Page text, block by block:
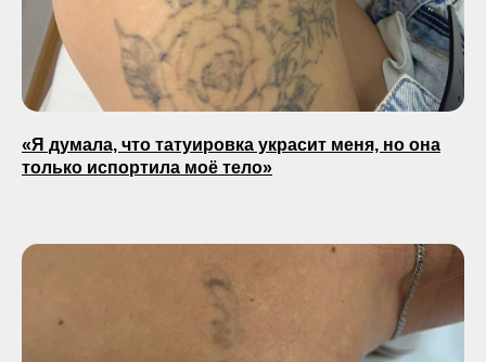
«Я думала, что татуировка украсит меня, но она
только испортила моё тело»